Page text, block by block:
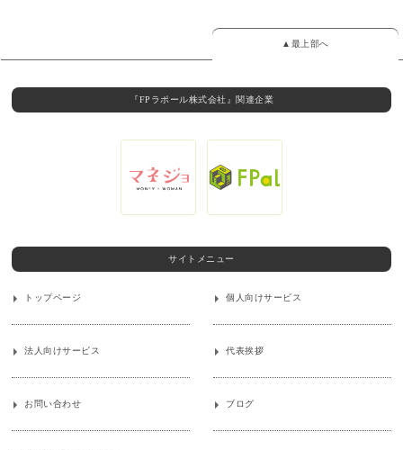
▲最上部へ
『FPラポール株式会社』関連企業
サイトメニュー
トップページ 個人向けサービス
法人向けサービス 代表挨拶
お問い合わせ ブログ